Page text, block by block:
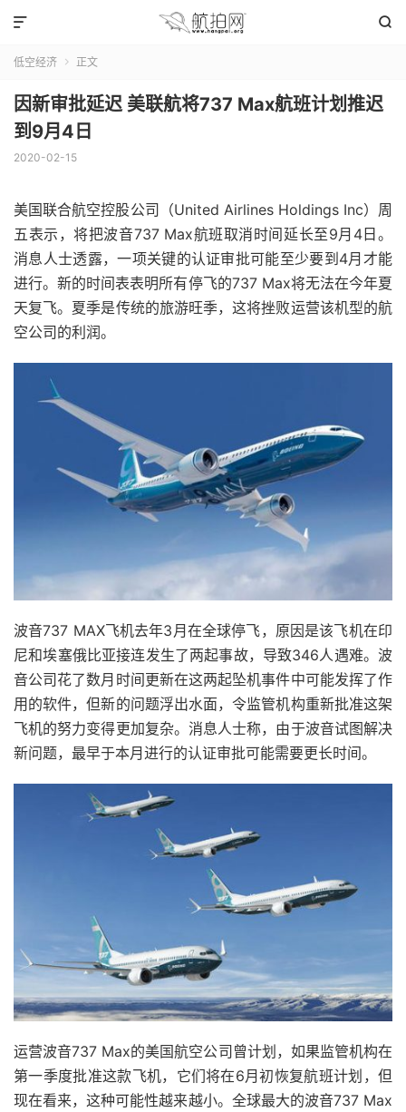


低空经济  正文
因新审批延迟 美联航将737 Max航班计划推迟
到9月4日
2020-02-15
美国联合航空控股公司（United Airlines Holdings Inc）周
五表示，将把波音737 Max航班取消时间延长至9月4日。
消息人士透露，一项关键的认证审批可能至少要到4月才能
进行。新的时间表表明所有停飞的737 Max将无法在今年夏
天复飞。夏季是传统的旅游旺季，这将挫败运营该机型的航
空公司的利润。
波音737 MAX飞机去年3月在全球停飞，原因是该飞机在印
尼和埃塞俄比亚接连发生了两起事故，导致346人遇难。波
音公司花了数月时间更新在这两起坠机事件中可能发挥了作
用的软件，但新的问题浮出水面，令监管机构重新批准这架
飞机的努力变得更加复杂。消息人士称，由于波音试图解决
新问题，最早于本月进行的认证审批可能需要更长时间。
运营波音737 Max的美国航空公司曾计划，如果监管机构在
第一季度批准这款飞机，它们将在6月初恢复航班计划，但
现在看来，这种可能性越来越小。全球最大的波音737 Max